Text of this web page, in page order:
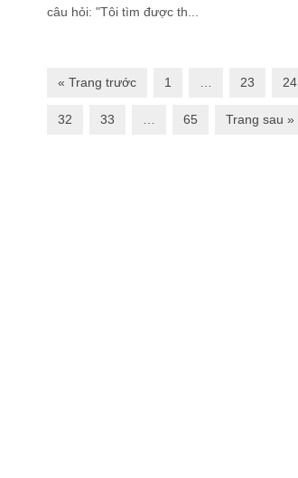
câu hỏi: "Tôi tìm được th...
« Trang trước 1 23 24
32 33 65 Trang sau »